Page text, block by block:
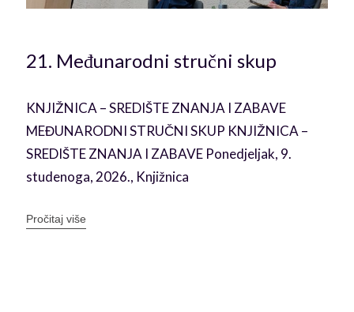
21. Međunarodni stručni skup
KNJIŽNICA – SREDIŠTE ZNANJA I ZABAVE
MEĐUNARODNI STRUČNI SKUP KNJIŽNICA –
SREDIŠTE ZNANJA I ZABAVE Ponedjeljak, 9.
studenoga, 2026., Knjižnica
Pročitaj više